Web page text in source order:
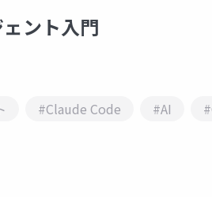
ント入門
#Claude Code #AI